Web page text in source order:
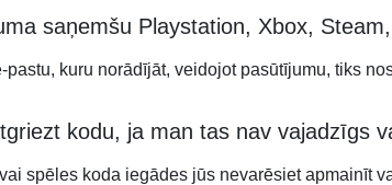
saņemšu Playstation, Xbox,
pastu, kuru norādījāt, veidojot pasūtījumu, tiks
kodu, ja man tas nav vajadzīgs
spēles koda iegādes jūs nevarēsiet apmainīt